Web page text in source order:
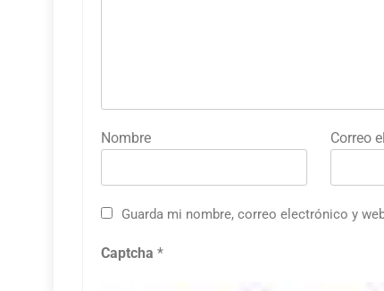
Nombre Correo
Guarda mi nombre, correo electrónico y
Captcha *